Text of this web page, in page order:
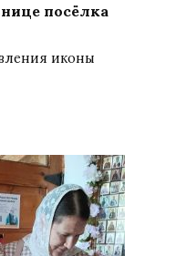
посёлка
иконы